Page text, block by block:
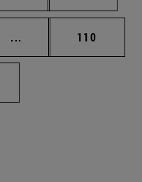
... Páginas intermedias
Página
110